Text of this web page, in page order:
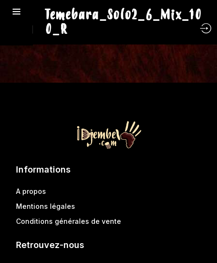
Temebara_Solo2_6_Mix_10
0_R
Informations
A propos
Mentions légales
Conditions générales de vente
Retrouvez-nous